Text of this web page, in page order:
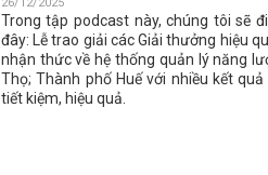
26/12/2025
Trong tập podcast này, chúng tôi sẽ
đây: Lễ trao giải các Giải thưởng hiệu
nhận thức về hệ thống quản lý năng
Thọ; Thành phố Huế với nhiều kết
tiết kiệm, hiệu quả.